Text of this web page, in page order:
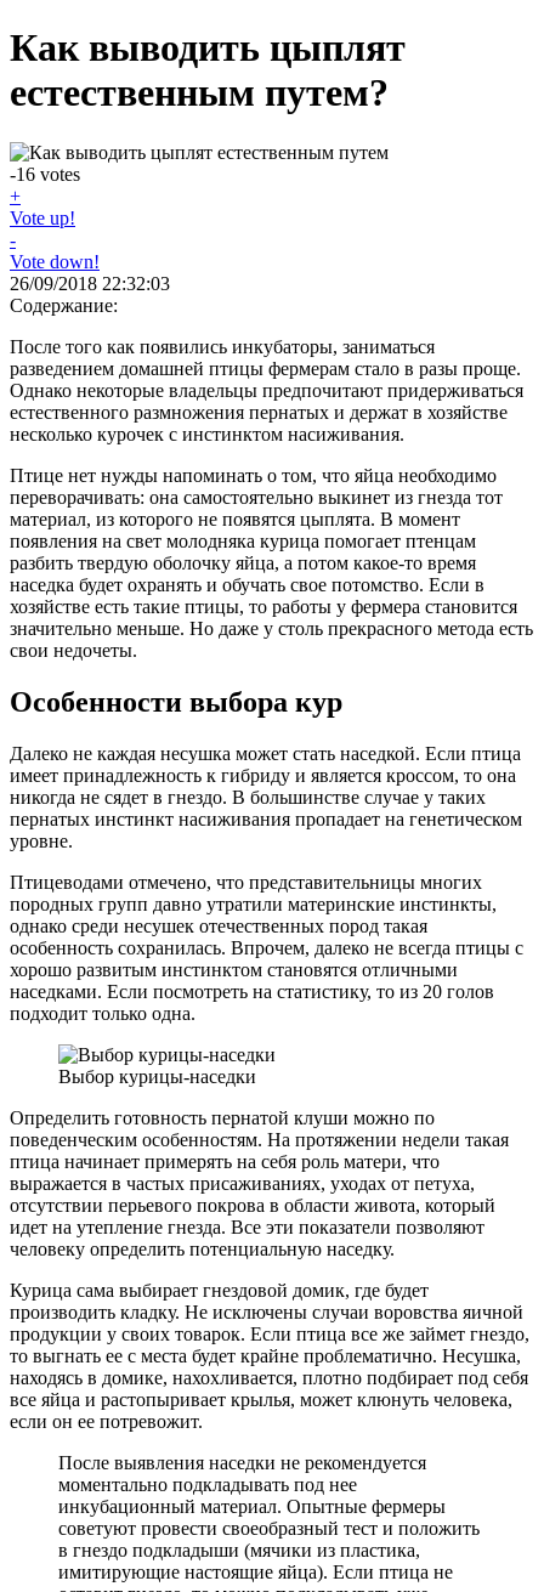
Как выводить цыплят
естественным путем?
-16 votes
+
Vote up!
-
Vote down!
26/09/2018 22:32:03
Содержание:
После того как появились инкубаторы, заниматься
разведением домашней птицы фермерам стало в разы проще.
Однако некоторые владельцы предпочитают придерживаться
естественного размножения пернатых и держат в хозяйстве
несколько курочек с инстинктом насиживания.
Птице нет нужды напоминать о том, что яйца необходимо
переворачивать: она самостоятельно выкинет из гнезда тот
материал, из которого не появятся цыплята. В момент
появления на свет молодняка курица помогает птенцам
разбить твердую оболочку яйца, а потом какое-то время
наседка будет охранять и обучать свое потомство. Если в
хозяйстве есть такие птицы, то работы у фермера становится
значительно меньше. Но даже у столь прекрасного метода есть
свои недочеты.
Особенности выбора кур
Далеко не каждая несушка может стать наседкой. Если птица
имеет принадлежность к гибриду и является кроссом, то она
никогда не сядет в гнездо. В большинстве случае у таких
пернатых инстинкт насиживания пропадает на генетическом
уровне.
Птицеводами отмечено, что представительницы многих
породных групп давно утратили материнские инстинкты,
однако среди несушек отечественных пород такая
особенность сохранилась. Впрочем, далеко не всегда птицы с
хорошо развитым инстинктом становятся отличными
наседками. Если посмотреть на статистику, то из 20 голов
подходит только одна.
Выбор курицы-наседки
Определить готовность пернатой клуши можно по
поведенческим особенностям. На протяжении недели такая
птица начинает примерять на себя роль матери, что
выражается в частых присаживаниях, уходах от петуха,
отсутствии перьевого покрова в области живота, который
идет на утепление гнезда. Все эти показатели позволяют
человеку определить потенциальную наседку.
Курица сама выбирает гнездовой домик, где будет
производить кладку. Не исключены случаи воровства яичной
продукции у своих товарок. Если птица все же займет гнездо,
то выгнать ее с места будет крайне проблематично. Несушка,
находясь в домике, нахохливается, плотно подбирает под себя
все яйца и растопыривает крылья, может клюнуть человека,
если он ее потревожит.
После выявления наседки не рекомендуется
моментально подкладывать под нее
инкубационный материал. Опытные фермеры
советуют провести своеобразный тест и положить
в гнездо подкладыши (мячики из пластика,
имитирующие настоящие яйца). Если птица не